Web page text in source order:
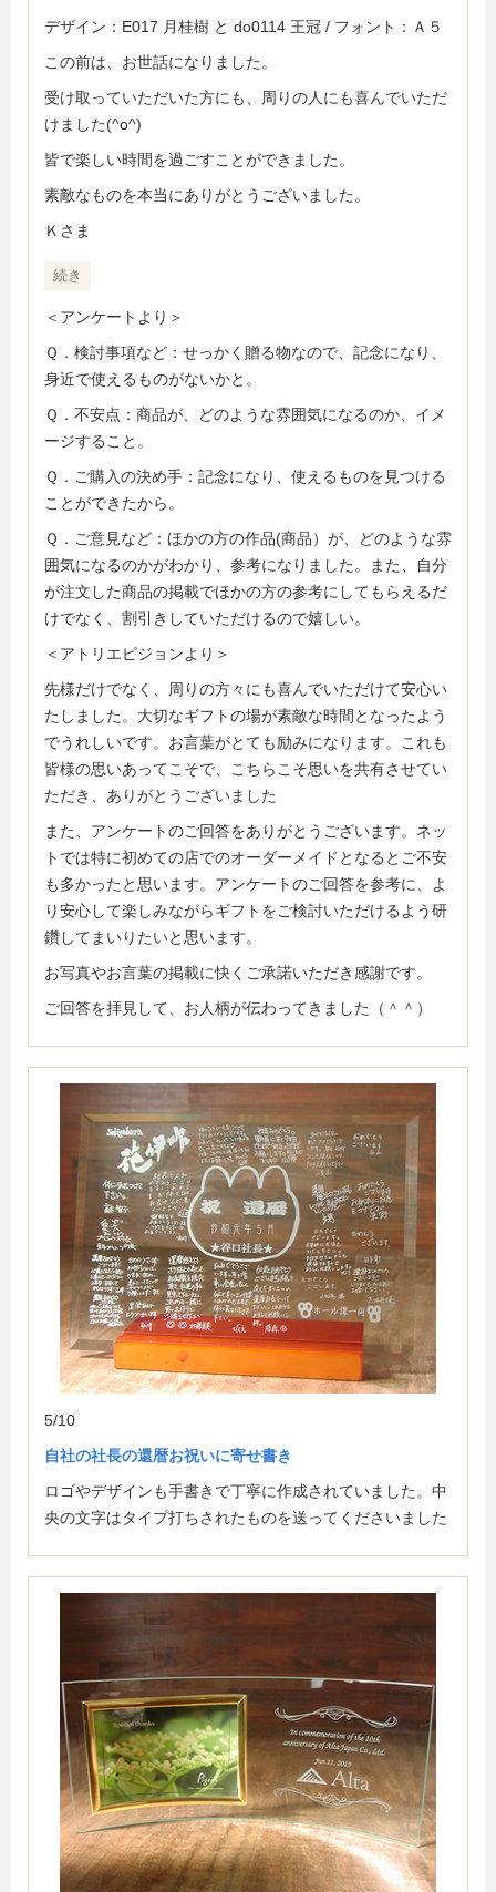
デザイン：E017 月桂樹 と do0114 王冠 / フォント：Ａ５
この前は、お世話になりました。
受け取っていただいた方にも、周りの人にも喜んでいただ
けました(^o^)
皆で楽しい時間を過ごすことができました。
素敵なものを本当にありがとうございました。
Ｋさま
続き
＜アンケートより＞
Ｑ．検討事項など：せっかく贈る物なので、記念になり、
身近で使えるものがないかと。
Ｑ．不安点：商品が、どのような雰囲気になるのか、イメ
ージすること。
Ｑ．ご購入の決め手：記念になり、使えるものを見つける
ことができたから。
Ｑ．ご意見など：ほかの方の作品(商品）が、どのような雰
囲気になるのかがわかり、参考になりました。また、自分
が注文した商品の掲載でほかの方の参考にしてもらえるだ
けでなく、割引きしていただけるので嬉しい。
＜アトリエピジョンより＞
先様だけでなく、周りの方々にも喜んでいただけて安心い
たしました。大切なギフトの場が素敵な時間となったよう
でうれしいです。お言葉がとても励みになります。これも
皆様の思いあってこそで、こちらこそ思いを共有させてい
ただき、ありがとうございました
また、アンケートのご回答をありがとうございます。ネッ
トでは特に初めての店でのオーダーメイドとなるとご不安
も多かったと思います。アンケートのご回答を参考に、よ
り安心して楽しみながらギフトをご検討いただけるよう研
鑽してまいりたいと思います。
お写真やお言葉の掲載に快くご承諾いただき感謝です。
ご回答を拝見して、お人柄が伝わってきました（＾＾）
5/10
自社の社長の還暦お祝いに寄せ書き
ロゴやデザインも手書きで丁寧に作成されていました。中
央の文字はタイプ打ちされたものを送ってくださいました